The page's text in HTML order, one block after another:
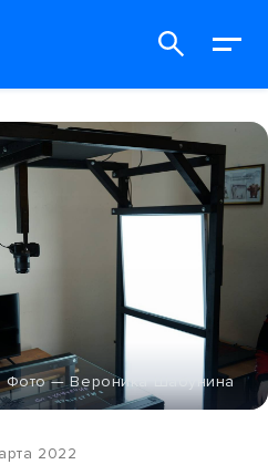
Фото — Вероника Шабунина
2022